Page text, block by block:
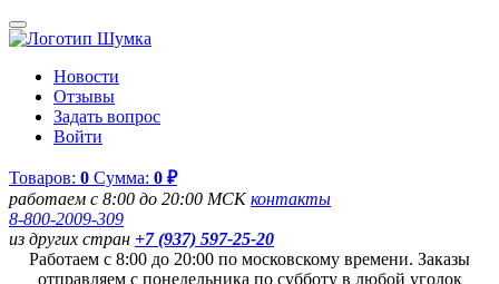
Новости
Отзывы
Задать вопрос
Войти
Товаров: 0 Сумма: 0 ₽
работаем с 8:00 до 20:00 МСКконтакты
8-800-2009-309
из других стран +7 (937) 597-25-20
Работаем с 8:00 до 20:00 по московскому времени. Заказы
отправляем с понедельника по субботу в любой уголок